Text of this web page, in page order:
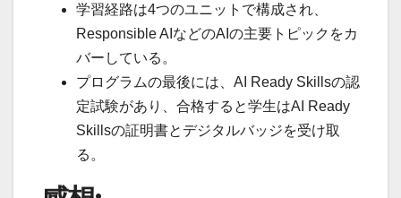
学習経路は4つのユニットで構成され、
Responsible AIなどのAIの主要トピックをカ
バーしている。
プログラムの最後には、AI Ready Skillsの認
定試験があり、合格すると学生はAI Ready
Skillsの証明書とデジタルバッジを受け取
る。